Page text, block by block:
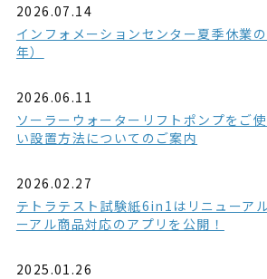
2026.07.14
インフォメーションセンター夏季休業
年）
2026.06.11
ソーラーウォーターリフトポンプをご
い設置方法についてのご案内
2026.02.27
テトラテスト試験紙6in1はリニューア
ーアル商品対応のアプリを公開！
2025.01.26